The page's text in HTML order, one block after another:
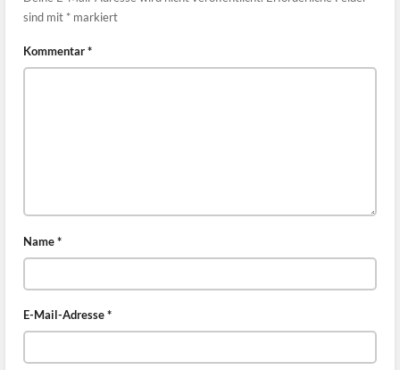
sind mit * markiert
Kommentar*
Name*
E-Mail-Adresse*